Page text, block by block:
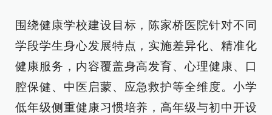
围绕健康学校建设目标，陈家桥医院针对不同
学段学生身心发展特点，实施差异化、精准化
健康服务，内容覆盖身高发育、心理健康、口
腔保健、中医启蒙、应急救护等全维度。小学
低年级侧重健康习惯培养，高年级与初中开设